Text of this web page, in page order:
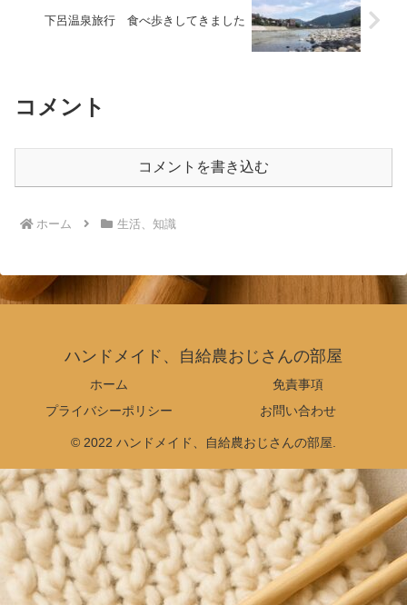
下呂温泉旅行 食べ歩きしてきました
コメント
コメントを書き込む
ホーム 生活、知識
ハンドメイド、自給農おじさんの部屋
ホーム
免責事項
プライバシーポリシー
お問い合わせ
© 2022 ハンドメイド、自給農おじさんの部屋.